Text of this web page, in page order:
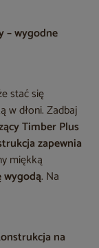
– wygodne
stać się
w dłoni. Zadbaj
Timber Plus
zapewnia
miękką
wygodą. Na
na